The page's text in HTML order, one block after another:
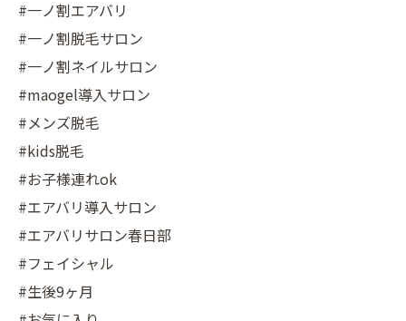
#一ノ割エアバリ
#一ノ割脱毛サロン
#一ノ割ネイルサロン
#maogel導入サロン
#メンズ脱毛
#kids脱毛
#お子様連れok
#エアバリ導入サロン
#エアバリサロン春日部
#フェイシャル
#生後9ヶ月